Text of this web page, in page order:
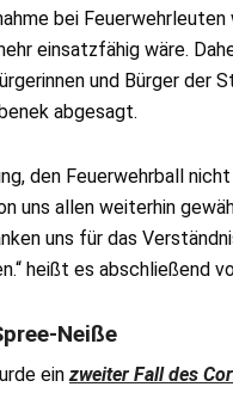
bei
einsatzfähig wäre.
und Bürger der
abgesagt.
den Feuerwehrball
uns allen weiterhin
uns für das
heißt es abschließend
Neiße
einzweiter Fall des